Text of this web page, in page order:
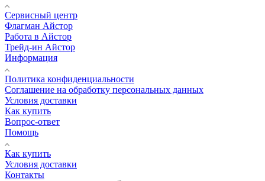
Сервисный центр
Флагман Айстор
Работа в Айстор
Трейд-ин Айстор
Информация
Политика конфиденциальности
Соглашение на обработку персональных данных
Условия доставки
Как купить
Вопрос-ответ
Помощь
Как купить
Условия доставки
Контакты